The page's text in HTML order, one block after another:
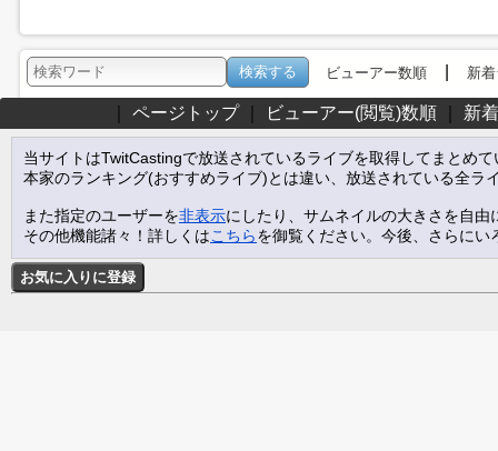
ビューアー数順| 新
ページトップ｜ ビューアー(閲覧)数順｜ 新
当サイトはTwitCastingで放送されているライブを取得してまとめ
本家のランキング(おすすめライブ)とは違い、放送されている全ラ
また指定のユーザーを非表示にしたり、サムネイルの大きさを自
その他機能諸々！詳しくはこちらを御覧ください。今後、さらに